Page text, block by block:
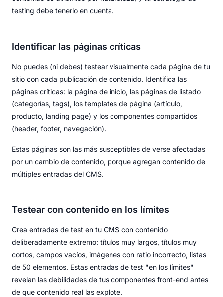
testing debe tenerlo en cuenta.
Identificar las páginas críticas
No puedes (ni debes) testear visualmente cada página de tu
sitio con cada publicación de contenido. Identifica las
páginas críticas: la página de inicio, las páginas de listado
(categorías, tags), los templates de página (artículo,
producto, landing page) y los componentes compartidos
(header, footer, navegación).
Estas páginas son las más susceptibles de verse afectadas
por un cambio de contenido, porque agregan contenido de
múltiples entradas del CMS.
Testear con contenido en los límites
Crea entradas de test en tu CMS con contenido
deliberadamente extremo: títulos muy largos, títulos muy
cortos, campos vacíos, imágenes con ratio incorrecto, listas
de 50 elementos. Estas entradas de test "en los límites"
revelan las debilidades de tus componentes front-end antes
de que contenido real las explote.